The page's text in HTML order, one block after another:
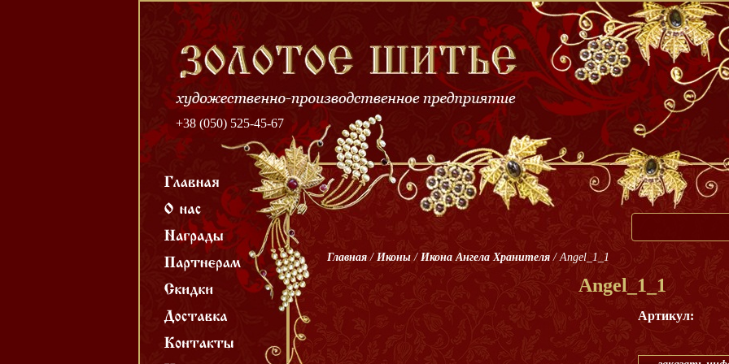
+38 (050) 525-45-67
Главная / Иконы / Икона Ангела Хранителя /Angel_1_1
Angel_1_1
Артикул: